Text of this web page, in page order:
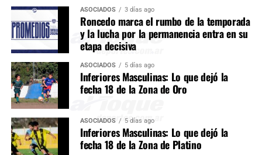
ASOCIADOS 3 días ago
Roncedo marca el rumbo de la temporada
y la lucha por la permanencia entra en su
etapa decisiva
ASOCIADOS 5 días ago
Inferiores Masculinas: Lo que dejó la
fecha 18 de la Zona de Oro
ASOCIADOS 5 días ago
Inferiores Masculinas: Lo que dejó la
fecha 18 de la Zona de Platino